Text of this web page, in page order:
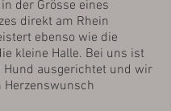
der Grösse eines
direkt am Rhein
ebenso wie die
kleine Halle. Bei uns ist
Hund ausgerichtet und wir
Herzenswunsch